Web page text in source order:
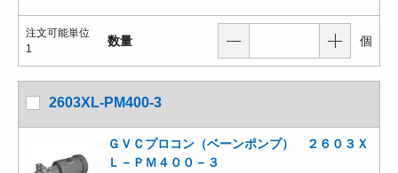
注文可能単位
1
数量 個
2603XL-PM400-3
ＧＶＣプロコン（ベーンポンプ） ２６０３Ｘ
Ｌ－ＰＭ４００－３